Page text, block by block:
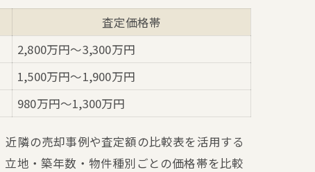
査定価格帯
2,800万円～3,300万円
1,500万円～1,900万円
980万円～1,300万円
隣の売却事例や査定額の比較表を活用する
地・築年数・物件種別ごとの価格帯を比較